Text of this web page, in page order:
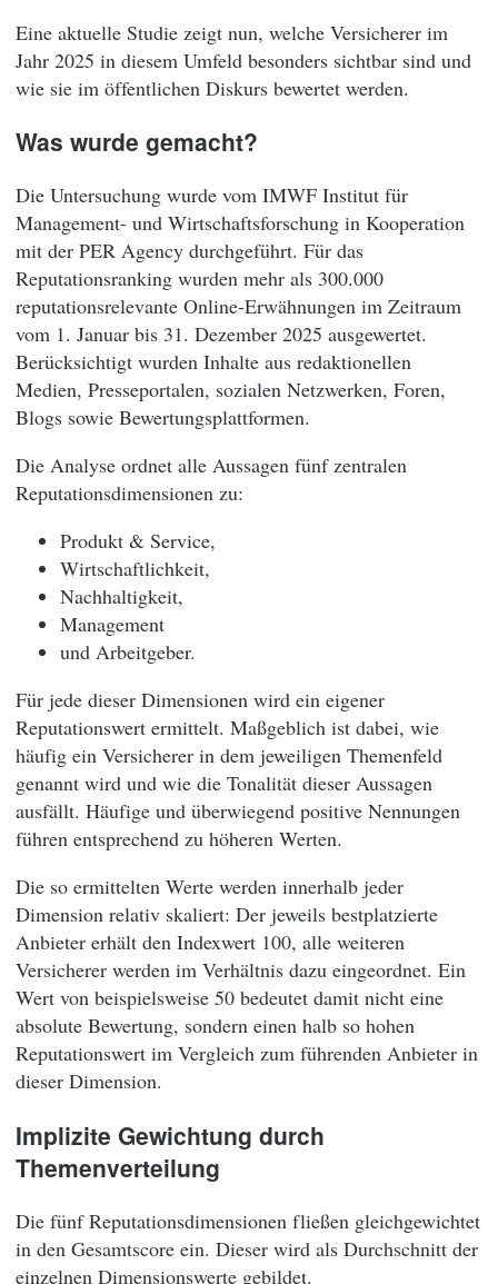
Eine aktuelle Studie zeigt nun, welche Versicherer im
Jahr 2025 in diesem Umfeld besonders sichtbar sind und
wie sie im öffentlichen Diskurs bewertet werden.
Was wurde gemacht?
Die Untersuchung wurde vom IMWF Institut für
Management- und Wirtschaftsforschung in Kooperation
mit der PER Agency durchgeführt. Für das
Reputationsranking wurden mehr als 300.000
reputationsrelevante Online-Erwähnungen im Zeitraum
vom 1. Januar bis 31. Dezember 2025 ausgewertet.
Berücksichtigt wurden Inhalte aus redaktionellen
Medien, Presseportalen, sozialen Netzwerken, Foren,
Blogs sowie Bewertungsplattformen.
Die Analyse ordnet alle Aussagen fünf zentralen
Reputationsdimensionen zu:
Produkt & Service,
Wirtschaftlichkeit,
Nachhaltigkeit,
Management
und Arbeitgeber.
Für jede dieser Dimensionen wird ein eigener
Reputationswert ermittelt. Maßgeblich ist dabei, wie
häufig ein Versicherer in dem jeweiligen Themenfeld
genannt wird und wie die Tonalität dieser Aussagen
ausfällt. Häufige und überwiegend positive Nennungen
führen entsprechend zu höheren Werten.
Die so ermittelten Werte werden innerhalb jeder
Dimension relativ skaliert: Der jeweils bestplatzierte
Anbieter erhält den Indexwert 100, alle weiteren
Versicherer werden im Verhältnis dazu eingeordnet. Ein
Wert von beispielsweise 50 bedeutet damit nicht eine
absolute Bewertung, sondern einen halb so hohen
Reputationswert im Vergleich zum führenden Anbieter in
dieser Dimension.
Implizite Gewichtung durch
Themenverteilung
Die fünf Reputationsdimensionen fließen gleichgewichtet
in den Gesamtscore ein. Dieser wird als Durchschnitt der
einzelnen Dimensionswerte gebildet.